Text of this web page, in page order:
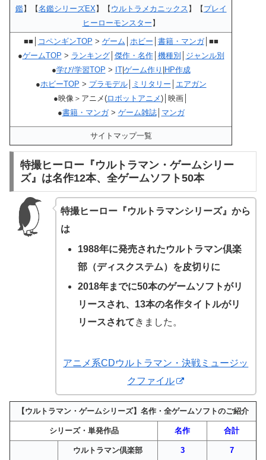
鑑】【名鑑シリーズEX】【 ウルトラメカニックス 】【 プレイ
ヒーローモンスター 】
■■│ コペンギンTOP > ゲーム ホビー 書籍・マンガ│■■
●ゲームTOP > ランキング│ 傑作・名作│ 機種別
ジャンル別
●学び/学習TOP > IT| ゲーム作り HP作成
●ホビーTOP > プラモデル│ ミリタリー
エアガン
●映像＞アニメ(ロボットアニメ)│映画│
●書籍・マンガ> ゲーム雑誌│ マンガ
サイトマップ一覧
特撮ヒーロー『ウルトラマン・ゲームシリー
ズ』は名作12本、全ゲームソフト50本
特撮ヒーロー『ウルトラマンシリーズ』から
は
1988年に発売されたウルトラマン倶楽
部（ディスクステム）を皮切りに
2018年までに50本のゲームソフトがリ
リースされ、13本の名作タイトルがリ
リースされてきました。
アニメ系CDウルトラマン・決戦ミュージッ
クファイル
【ウルトラマン・ゲームシリーズ】名作・全ゲームソフトのご紹介
シリーズ・単発作品 名作 合計
ウルトラマン倶楽部 3 7